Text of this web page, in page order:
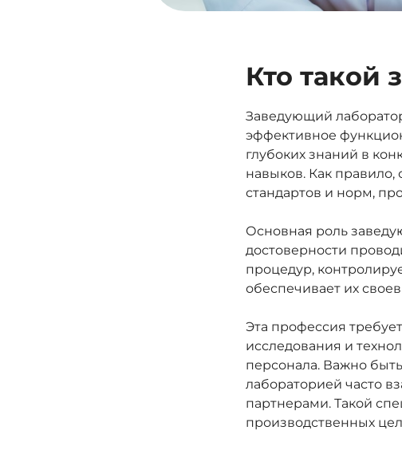
Кто такой
Заведующий
эффективное
глубоких знаний в
навыков. Как правило,
стандартов и норм,
Основная роль
достоверности
процедур,
обеспечивает их
Эта профессия
исследования и
персонала. Важно
лабораторией часто
партнерами. Такой
производственных